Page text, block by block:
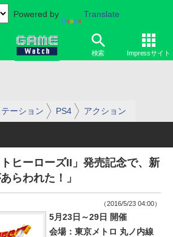
Powered by Translate
検索 Impressサイト
ーション PS4 アクション
トヒーローズII」発売記念で、新
らわれた！」
（2016/5/23 04:00）
5月23日～29日 開催
会場：東京メトロ 丸ノ内線